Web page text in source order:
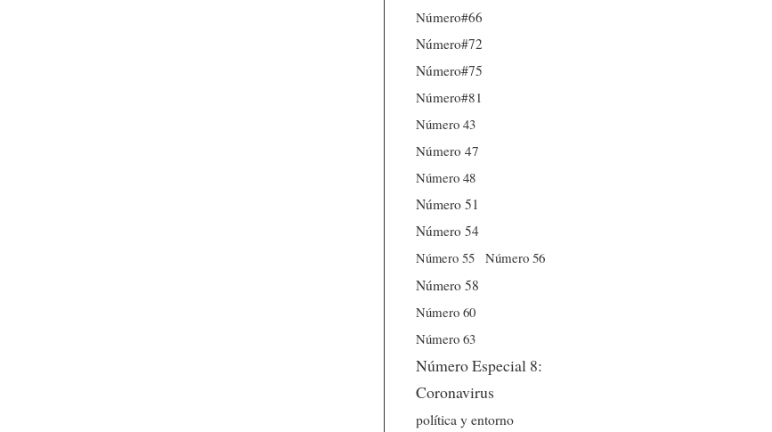
Número#66
Número#72
Número#75
Número#81
Número 43
Número 47
Número 48
Número 51
Número 54
Número 55
Número 56
Número 58
Número 60
Número 63
Número Especial 8:
Coronavirus
política y entorno